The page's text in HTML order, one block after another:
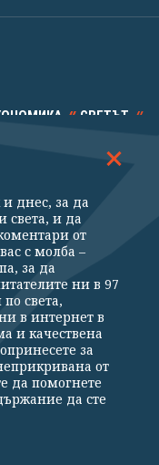
СВЕТЪТ
КАЛЕЙДОСКОП
За Клуб Z
ни
ЕООД, София, ул. "Алеко
„Клуб Зебра Медия“
от www.clubz.bg без
път, съгласно
днес, за да
света, и да
от
с молба –
за да
ни в 97
света,
в интернет в
и качествена
за
от
да помогнете
да сте